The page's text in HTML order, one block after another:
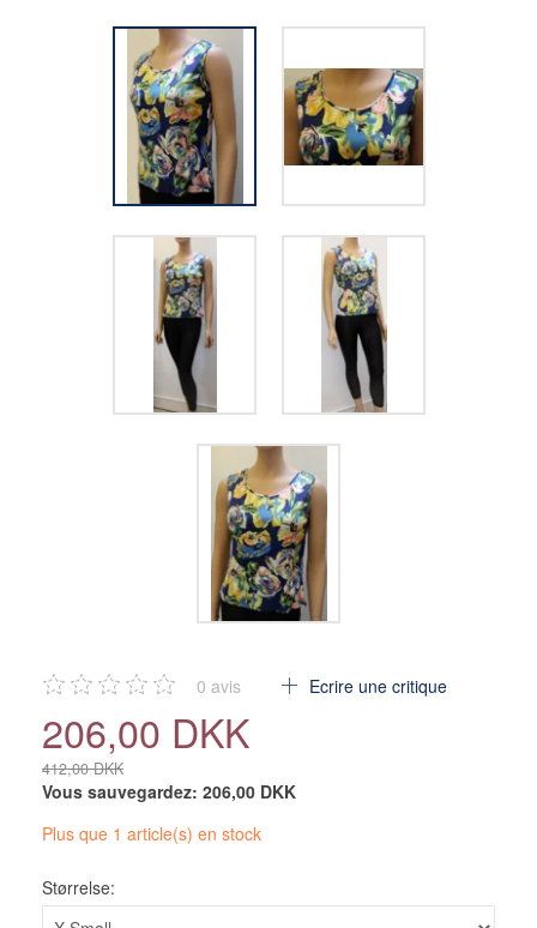
0 avis Ecrire une critique
206,00 DKK
412,00 DKK
Vous sauvegardez: 206,00 DKK
Plus que 1 article(s) en stock
Størrelse: